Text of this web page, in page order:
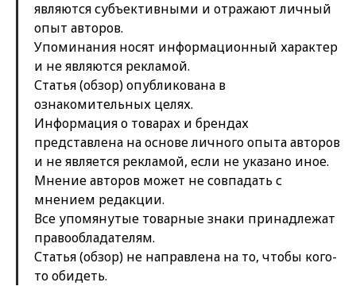
являются субъективными и отражают личный
опыт авторов.
Упоминания носят информационный характер
и не являются рекламой.
Статья (обзор) опубликована в
ознакомительных целях.
Информация о товарах и брендах
представлена на основе личного опыта авторов
и не является рекламой, если не указано иное.
Мнение авторов может не совпадать с
мнением редакции.
Все упомянутые товарные знаки принадлежат
правообладателям.
Статья (обзор) не направлена на то, чтобы кого-
то обидеть.